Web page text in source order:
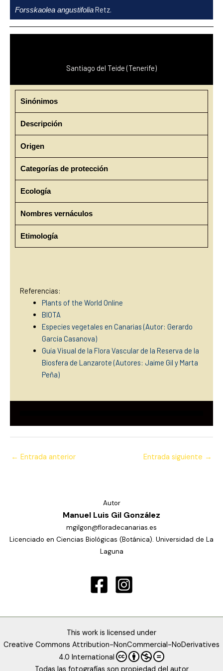
contenido
Forsskaolea angustifoliaRetz.
Santiago del Teide (Tenerife)
Sinónimos
Descripción
Origen
Categorías de protección
Ecología
Nombres vernáculos
Etimología
Referencias:
Plants of the World Online
BIOTA
Especies vegetales en Canarias (Autor: Gerardo
García Casanova)
Guía Visual de la Flora Vascular de la Reserva de la
Biosfera de Lanzarote (Autores: Jaime Gil y Marta
Peña)
← Entrada anterior Entrada siguiente →
Autor
Manuel Luis Gil González
mgilgon@floradecanarias.es
Licenciado en Ciencias Biológicas (Botánica). Universidad de La
Laguna
This work is licensed under
Creative Commons Attribution-NonCommercial-NoDerivatives
4.0 International